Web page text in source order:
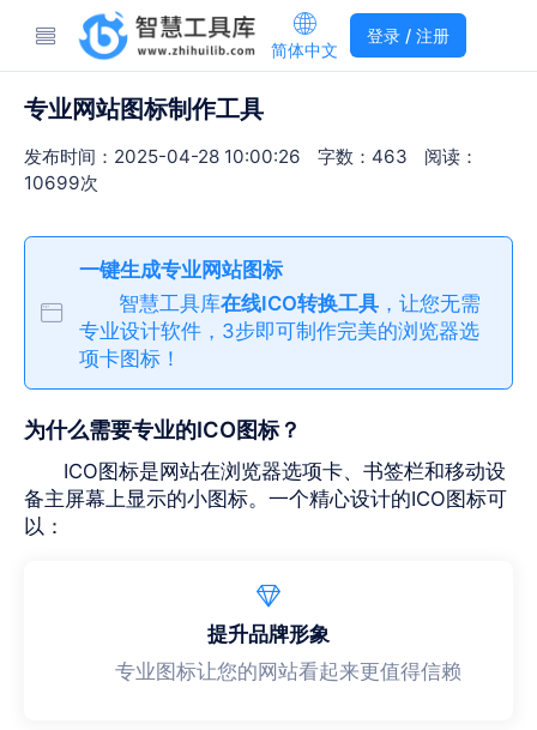
简体中文
登录 / 注册
专业网站图标制作工具
发布时间：2025-04-28 10:00:26 字数：463
阅读：
10699次
一键生成专业网站图标
智慧工具库在线ICO转换工具，让您无需
专业设计软件，3步即可制作完美的浏览器选
项卡图标！
为什么需要专业的ICO图标？
ICO图标是网站在浏览器选项卡、书签栏和移动设
备主屏幕上显示的小图标。一个精心设计的ICO图标可
以：
提升品牌形象
专业图标让您的网站看起来更值得信赖